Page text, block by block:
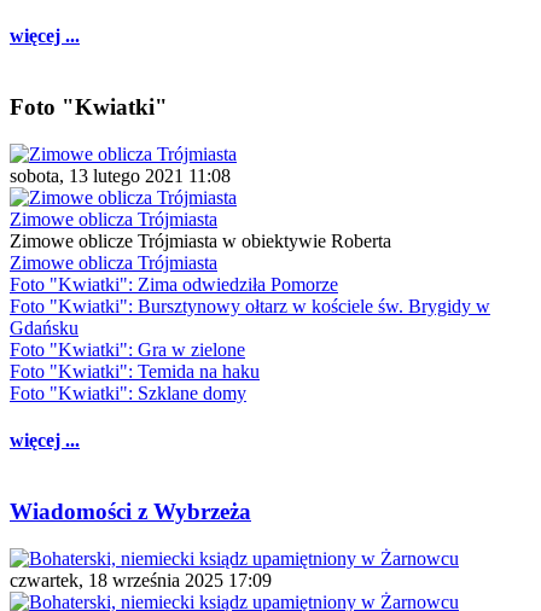
więcej ...
Foto "Kwiatki"
sobota, 13 lutego 2021 11:08
Zimowe oblicza Trójmiasta
Zimowe oblicze Trójmiasta w obiektywie Roberta
Zimowe oblicza Trójmiasta
Foto "Kwiatki": Zima odwiedziła Pomorze
Foto "Kwiatki": Bursztynowy ołtarz w kościele św. Brygidy w
Gdańsku
Foto "Kwiatki": Gra w zielone
Foto "Kwiatki": Temida na haku
Foto "Kwiatki": Szklane domy
więcej ...
Wiadomości z Wybrzeża
czwartek, 18 września 2025 17:09